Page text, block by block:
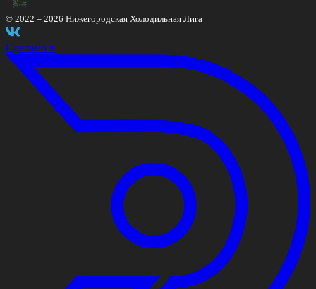
© 2022 – 2026 Нижегородская Холодильная Лига
Сделано в